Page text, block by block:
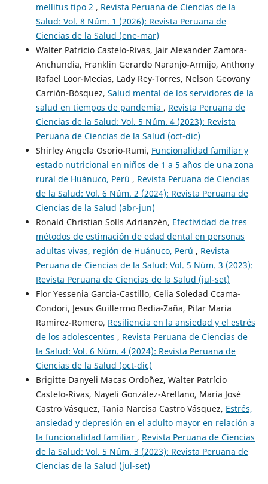
mellitus tipo 2 , Revista Peruana de Ciencias de la
Salud: Vol. 8 Núm. 1 (2026): Revista Peruana de
Ciencias de la Salud (ene-mar)
Walter Patricio Castelo-Rivas, Jair Alexander Zamora-
Anchundia, Franklin Gerardo Naranjo-Armijo, Anthony
Rafael Loor-Mecias, Lady Rey-Torres, Nelson Geovany
Carrión-Bósquez, Salud mental de los servidores de la
salud en tiempos de pandemia , Revista Peruana de
Ciencias de la Salud: Vol. 5 Núm. 4 (2023): Revista
Peruana de Ciencias de la Salud (oct-dic)
Shirley Angela Osorio-Rumi, Funcionalidad familiar y
estado nutricional en niños de 1 a 5 años de una zona
rural de Huánuco, Perú , Revista Peruana de Ciencias
de la Salud: Vol. 6 Núm. 2 (2024): Revista Peruana de
Ciencias de la Salud (abr-jun)
Ronald Christian Solís Adrianzén, Efectividad de tres
métodos de estimación de edad dental en personas
adultas vivas, región de Huánuco, Perú , Revista
Peruana de Ciencias de la Salud: Vol. 5 Núm. 3 (2023):
Revista Peruana de Ciencias de la Salud (jul-set)
Flor Yessenia Garcia-Castillo, Celia Soledad Ccama-
Condori, Jesus Guillermo Bedia-Zaña, Pilar Maria
Ramirez-Romero, Resiliencia en la ansiedad y el estrés
de los adolescentes , Revista Peruana de Ciencias de
la Salud: Vol. 6 Núm. 4 (2024): Revista Peruana de
Ciencias de la Salud (oct-dic)
Brigitte Danyeli Macas Ordoñez, Walter Patrício
Castelo-Rivas, Nayeli González-Arellano, María José
Castro Vásquez, Tania Narcisa Castro Vásquez, Estrés,
ansiedad y depresión en el adulto mayor en relación a
la funcionalidad familiar , Revista Peruana de Ciencias
de la Salud: Vol. 5 Núm. 3 (2023): Revista Peruana de
Ciencias de la Salud (jul-set)